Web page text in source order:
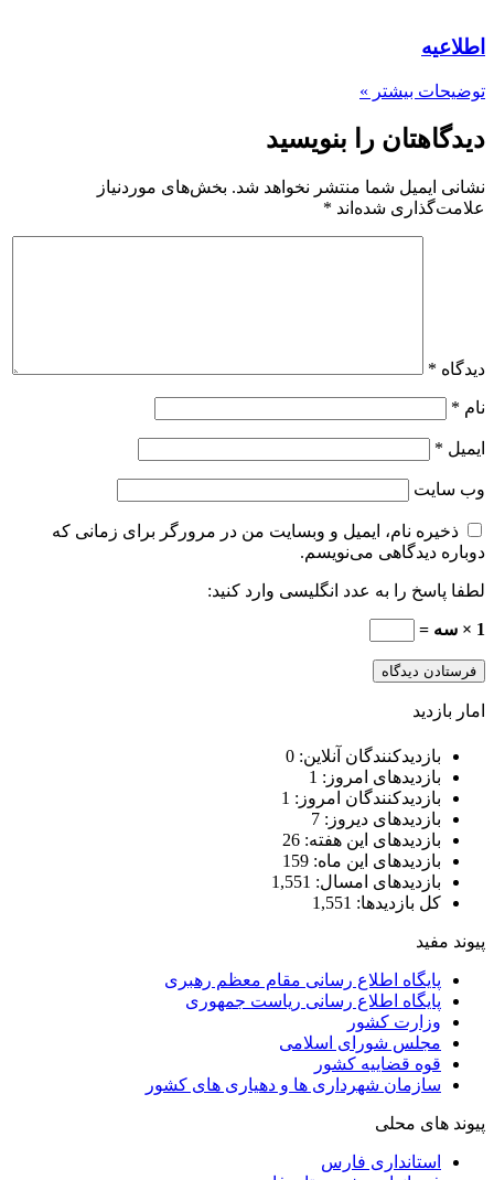
اطلاعیه
توضیحات بیشتر »
دیدگاهتان را بنویسید
نشانی ایمیل شما منتشر نخواهد شد. بخش‌های موردنیاز
علامت‌گذاری شده‌اند *
دیدگاه *
نام *
ایمیل *
وب‌ سایت
ذخیره نام، ایمیل و وبسایت من در مرورگر برای زمانی که
دوباره دیدگاهی می‌نویسم.
لطفا پاسخ را به عدد انگلیسی وارد کنید:
1 × سه =
امار بازدید
بازدیدکنندگان آنلاین: 0
بازدیدهای امروز: 1
بازدیدکنندگان امروز: 1
بازدیدهای دیروز: 7
بازدیدهای این هفته: 26
بازدیدهای این ماه: 159
بازدیدهای امسال: 1,551
کل بازدیدها: 1,551
پیوند مفید
پایگاه اطلاع رسانی مقام معظم رهبری
پایگاه اطلاع رسانی ریاست جمهوری
وزارت کشور
مجلس شورای اسلامی
قوه قضاییه کشور
سازمان شهرداری ها و دهیاری های کشور
پیوند های محلی
استانداری فارس